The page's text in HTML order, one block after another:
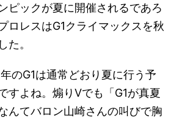
ピックが夏に開催されるであろ
ロレスはG1クライマックスを秋
た。
のG1は通常どおり夏に行う予
すよね。煽りVでも「G1が真夏
んてバロン山崎さんの叫びで胸